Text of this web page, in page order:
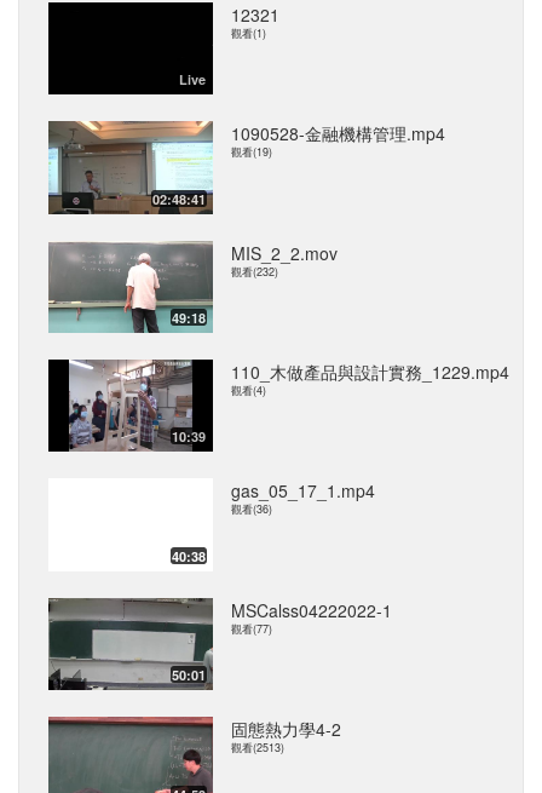
Live
12321
觀看(1)
02:48:41
1090528-金融機構管理.mp4
觀看(19)
49:18
MIS_2_2.mov
觀看(232)
10:39
110_木做產品與設計實務_1229.mp4
觀看(4)
40:38
gas_05_17_1.mp4
觀看(36)
50:01
MSCalss04222022-1
觀看(77)
固態熱力學4-2
觀看(2513)